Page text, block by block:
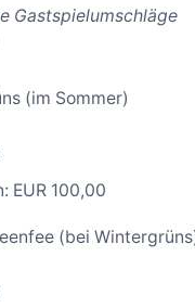
Gastspielumschläge
(im Sommer)
EUR 100,00
(bei